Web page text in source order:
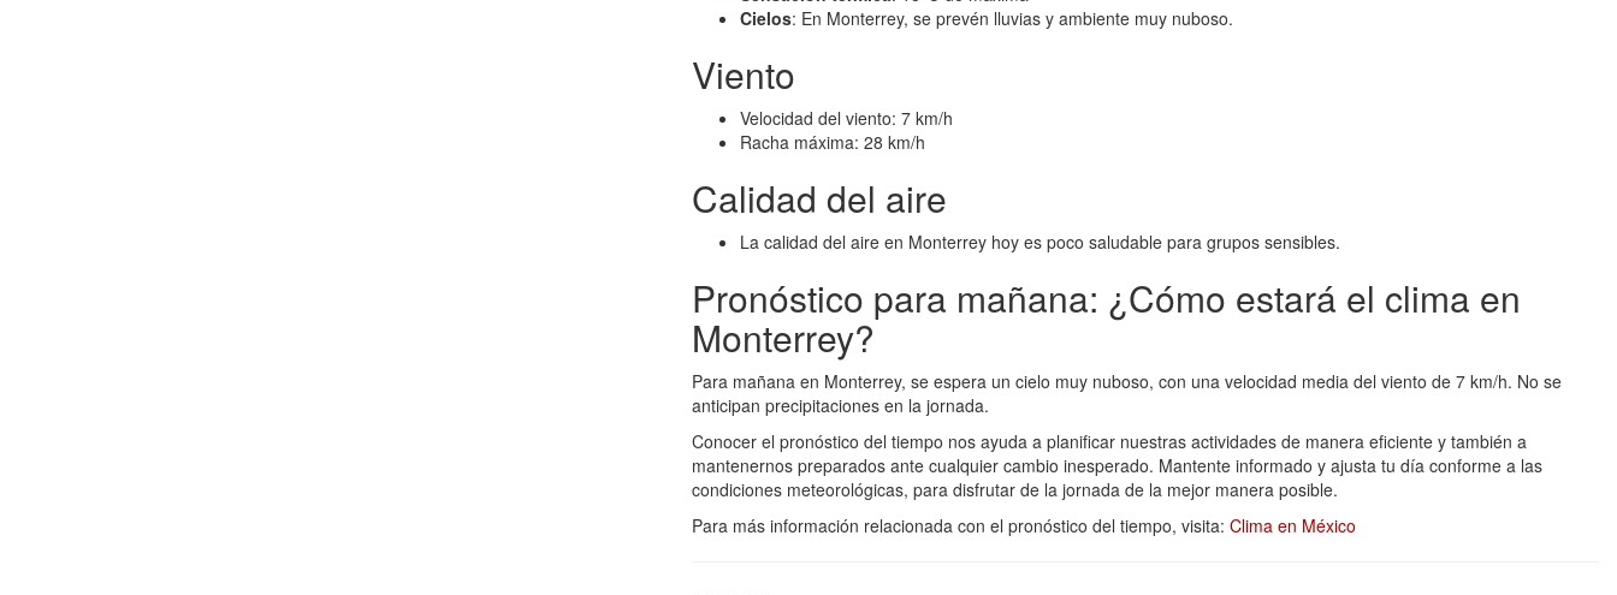
Cielos: En Monterrey, se prevén lluvias y ambiente muy nuboso.
Viento
Velocidad del viento: 7 km/h
Racha máxima: 28 km/h
Calidad del aire
La calidad del aire en Monterrey hoy es poco saludable para grupos sensibles.
Pronóstico para mañana: ¿Cómo estará el clima en
Monterrey?
Para mañana en Monterrey, se espera un cielo muy nuboso, con una velocidad media del viento de 7 km/h. No se
anticipan precipitaciones en la jornada.
Conocer el pronóstico del tiempo nos ayuda a planificar nuestras actividades de manera eficiente y también a
mantenernos preparados ante cualquier cambio inesperado. Mantente informado y ajusta tu día conforme a las
condiciones meteorológicas, para disfrutar de la jornada de la mejor manera posible.
Para más información relacionada con el pronóstico del tiempo, visita: Clima en México